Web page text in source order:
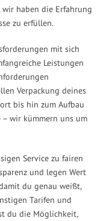
wir haben die Erfahrung
zu erfüllen.
mit sich
Leistungen
Verpackung deines
bis hin zum Aufbau
wir kümmern uns um
Service zu fairen
und legen Wert
du genau weißt,
Tarifen und
du die Möglichkeit,